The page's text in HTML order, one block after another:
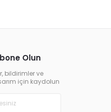
Olun
bildirimler ve
için kaydolun